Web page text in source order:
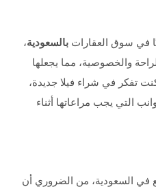
في سوق العقارات بالسعودية،
والخصوصية، مما يجعلها
تفكر في شراء فيلا جديدة،
التي يجب مراعاتها أثناء
في السعودية، من الضروري أن